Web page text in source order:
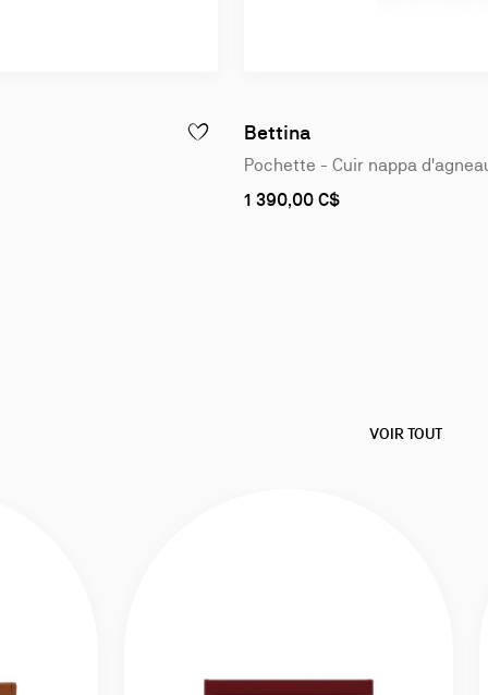
- ACÉTATE - SHINY BLACKAJOUTER À LA WISLIST - BAG CHARM -
Bettina
Pochette - Cuir nappa
1 390,00 C$
VOIR TOUT